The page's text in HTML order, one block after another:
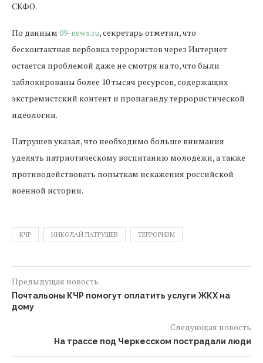
СКФО.
По данным 09-news.ru, секретарь отметил, что
бесконтактная вербовка террористов через Интернет
остается проблемой даже не смотря на то, что были
заблокированы более 10 тысяч ресурсов, содержащих
экстремистский контент и пропаганду террористической
идеологии.
Патрушев указал, что необходимо больше внимания
уделять патриотическому воспитанию молодежи, а также
противодействовать попыткам искажения российской
военной истории.
КЧР НИКОЛАЙ ПАТРУШЕВ ТЕРРОРИЗМ
Предыдущая новость
Почтальоны КЧР помогут оплатить услуги ЖКХ на
дому
Следующая новость
На трассе под Черкесском пострадали люди